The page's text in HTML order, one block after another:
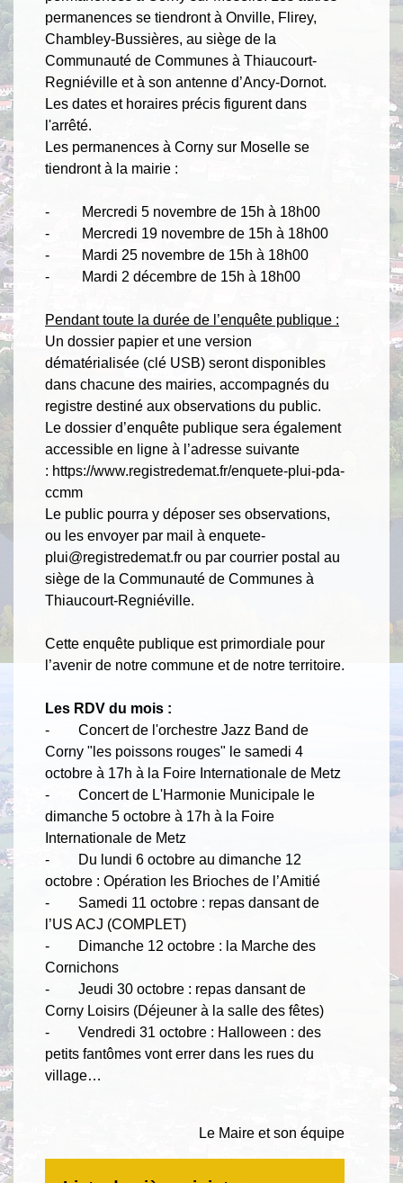
permanences se tiendront à Onville, Flirey,
Chambley-Bussières, au siège de la
Communauté de Communes à Thiaucourt-
Regniéville et à son antenne d’Ancy-Dornot.
Les dates et horaires précis figurent dans
l'arrêté.
Les permanences à Corny sur Moselle se
tiendront à la mairie :
- Mercredi 5 novembre de 15h à 18h00
- Mercredi 19 novembre de 15h à 18h00
- Mardi 25 novembre de 15h à 18h00
- Mardi 2 décembre de 15h à 18h00
Pendant toute la durée de l’enquête publique :
Un dossier papier et une version
dématérialisée (clé USB) seront disponibles
dans chacune des mairies, accompagnés du
registre destiné aux observations du public.
Le dossier d’enquête publique sera également
accessible en ligne à l’adresse suivante
: https://www.registredemat.fr/enquete-plui-pda-
ccmm
Le public pourra y déposer ses observations,
ou les envoyer par mail à enquete-
plui@registredemat.fr ou par courrier postal au
siège de la Communauté de Communes à
Thiaucourt-Regniéville.
Cette enquête publique est primordiale pour
l’avenir de notre commune et de notre territoire.
Les RDV du mois :
- Concert de l'orchestre Jazz Band de
Corny "les poissons rouges" le samedi 4
octobre à 17h à la Foire Internationale de Metz
- Concert de L'Harmonie Municipale le
dimanche 5 octobre à 17h à la Foire
Internationale de Metz
- Du lundi 6 octobre au dimanche 12
octobre : Opération les Brioches de l’Amitié
- Samedi 11 octobre : repas dansant de
l’US ACJ (COMPLET)
- Dimanche 12 octobre : la Marche des
Cornichons
- Jeudi 30 octobre : repas dansant de
Corny Loisirs (Déjeuner à la salle des fêtes)
- Vendredi 31 octobre : Halloween : des
petits fantômes vont errer dans les rues du
village…
Le Maire et son équipe